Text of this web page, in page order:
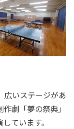
広いステージがあ
劇「夢の祭典」
ています。